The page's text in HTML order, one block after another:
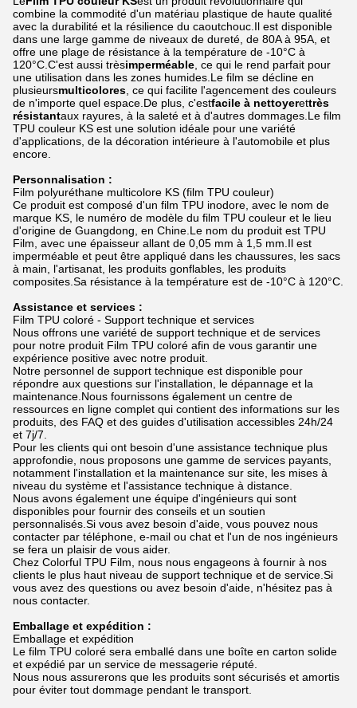
combine la commodité d'un matériau plastique de haute qualité
avec la durabilité et la résilience du caoutchouc.Il est disponible
dans une large gamme de niveaux de dureté, de 80A à 95A, et
offre une plage de résistance à la température de -10°C à
120°C.C'est aussi trèsimperméable , ce qui le rend parfait pour
une utilisation dans les zones humides.Le film se décline en
plusieursmulticolores , ce qui facilite l'agencement des couleurs
de n'importe quel espace.De plus, c'estfacile à nettoyerettrès
résistantaux rayures, à la saleté et à d'autres dommages.Le film
TPU couleur KS est une solution idéale pour une variété
d'applications, de la décoration intérieure à l'automobile et plus
encore.
Personnalisation :
Film polyuréthane multicolore KS (film TPU couleur)
Ce produit est composé d'un film TPU inodore, avec le nom de
marque KS, le numéro de modèle du film TPU couleur et le lieu
d'origine de Guangdong, en Chine.Le nom du produit est TPU
Film, avec une épaisseur allant de 0,05 mm à 1,5 mm.Il est
imperméable et peut être appliqué dans les chaussures, les sacs
à main, l'artisanat, les produits gonflables, les produits
composites.Sa résistance à la température est de -10°C à 120°C.
Assistance et services :
Film TPU coloré - Support technique et services
Nous offrons une variété de support technique et de services
pour notre produit Film TPU coloré afin de vous garantir une
expérience positive avec notre produit.
Notre personnel de support technique est disponible pour
répondre aux questions sur l'installation, le dépannage et la
maintenance.Nous fournissons également un centre de
ressources en ligne complet qui contient des informations sur les
produits, des FAQ et des guides d'utilisation accessibles 24h/24
et 7j/7.
Pour les clients qui ont besoin d'une assistance technique plus
approfondie, nous proposons une gamme de services payants,
notamment l'installation et la maintenance sur site, les mises à
niveau du système et l'assistance technique à distance.
Nous avons également une équipe d'ingénieurs qui sont
disponibles pour fournir des conseils et un soutien
personnalisés.Si vous avez besoin d'aide, vous pouvez nous
contacter par téléphone, e-mail ou chat et l'un de nos ingénieurs
se fera un plaisir de vous aider.
Chez Colorful TPU Film, nous nous engageons à fournir à nos
clients le plus haut niveau de support technique et de service.Si
vous avez des questions ou avez besoin d'aide, n'hésitez pas à
nous contacter.
Emballage et expédition :
Emballage et expédition
Le film TPU coloré sera emballé dans une boîte en carton solide
et expédié par un service de messagerie réputé.
Nous nous assurerons que les produits sont sécurisés et amortis
pour éviter tout dommage pendant le transport.